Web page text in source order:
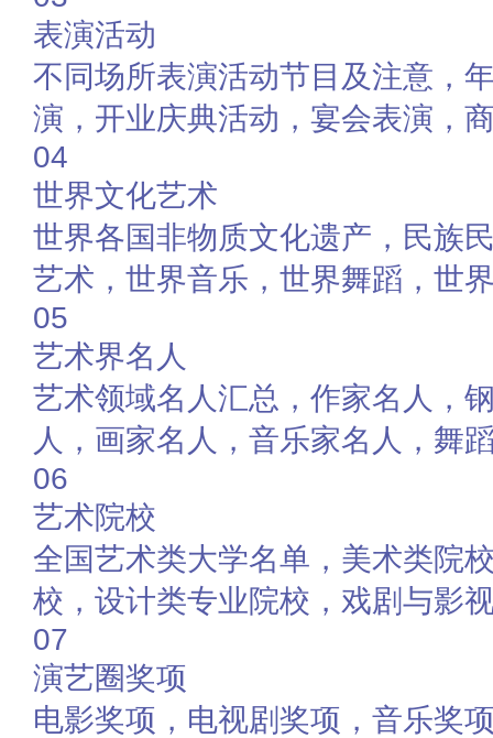
表演活动
不同场所表演活动节目及注意，
演，开业庆典活动，宴会表演，
04
世界文化艺术
世界各国非物质文化遗产，民族
艺术，世界音乐，世界舞蹈，世
05
艺术界名人
艺术领域名人汇总，作家名人，
人，画家名人，音乐家名人，舞
06
艺术院校
全国艺术类大学名单，美术类院
校，设计类专业院校，戏剧与影
07
演艺圈奖项
电影奖项，电视剧奖项，音乐奖